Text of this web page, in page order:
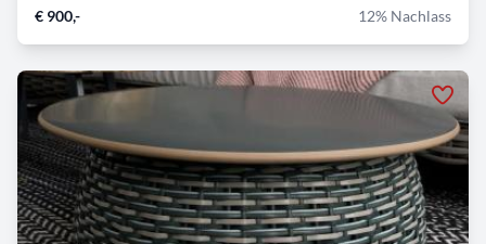
€ 900,- 12% Nachlass